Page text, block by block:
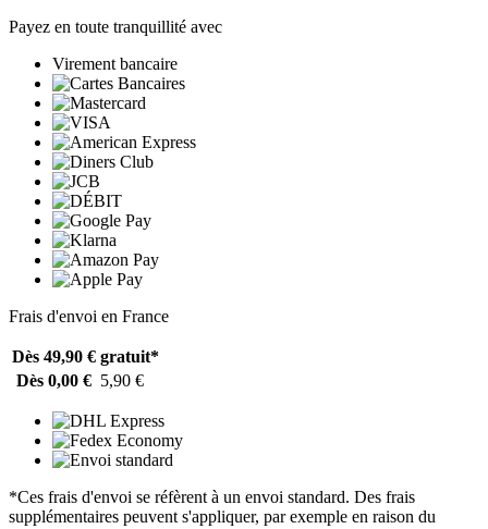
Payez en toute tranquillité avec
Virement bancaire
Frais d'envoi en France
Dès 49,90 € gratuit*
Dès 0,00 € 5,90 €
*Ces frais d'envoi se réfèrent à un envoi standard. Des frais
supplémentaires peuvent s'appliquer, par exemple en raison du